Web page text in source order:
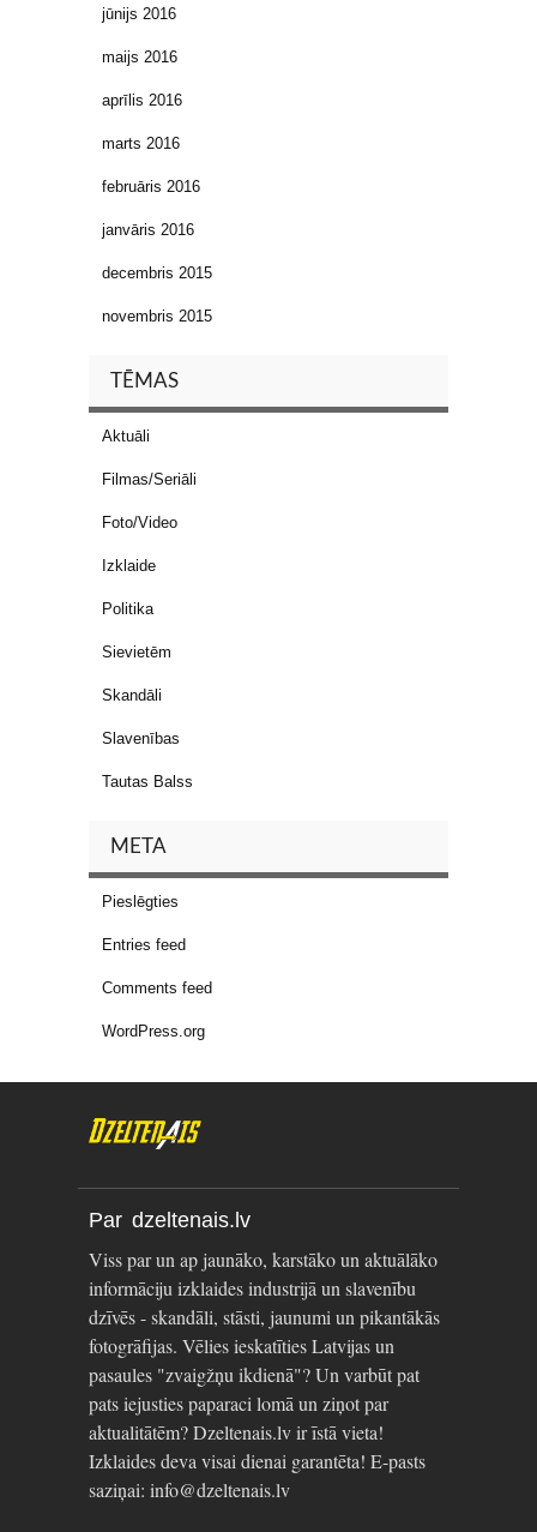
jūnijs 2016
maijs 2016
aprīlis 2016
marts 2016
februāris 2016
janvāris 2016
decembris 2015
novembris 2015
TĒMAS
Aktuāli
Filmas/Seriāli
Foto/Video
Izklaide
Politika
Sievietēm
Skandāli
Slavenības
Tautas Balss
META
Pieslēgties
Entries feed
Comments feed
WordPress.org
Par dzeltenais.lv
Viss par un ap jaunāko, karstāko un aktuālāko
informāciju izklaides industrijā un slavenību
dzīvēs - skandāli, stāsti, jaunumi un pikantākās
fotogrāfijas. Vēlies ieskatīties Latvijas un
pasaules "zvaigžņu ikdienā"? Un varbūt pat
pats iejusties paparaci lomā un ziņot par
aktualitātēm? Dzeltenais.lv ir īstā vieta!
Izklaides deva visai dienai garantēta! E-pasts
saziņai: info@dzeltenais.lv